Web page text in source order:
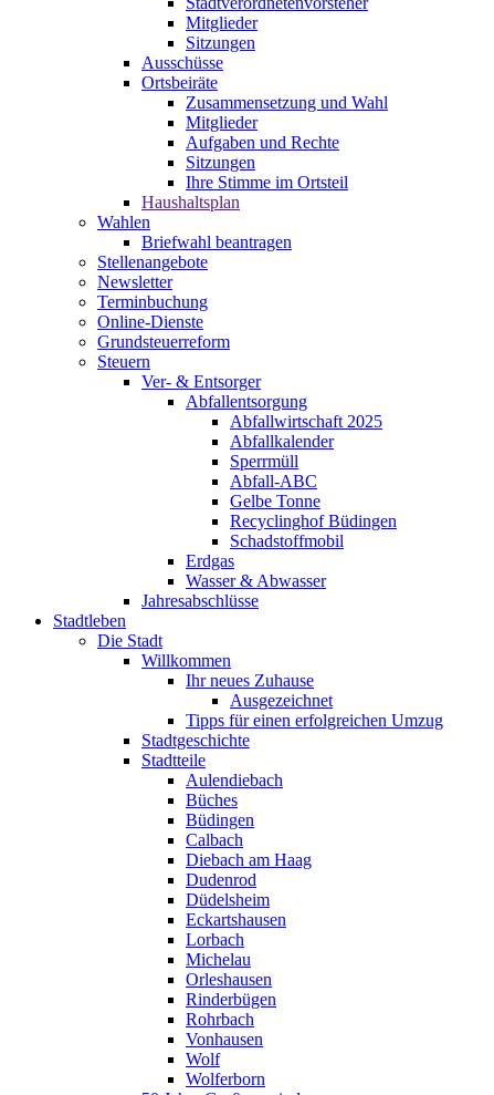
Mitglieder
Sitzungen
Ausschüsse
Ortsbeiräte
Zusammensetzung und Wahl
Mitglieder
Aufgaben und Rechte
Sitzungen
Ihre Stimme im Ortsteil
Haushaltsplan
Wahlen
Briefwahl beantragen
Stellenangebote
Newsletter
Terminbuchung
Online-Dienste
Grundsteuerreform
Steuern
Ver- & Entsorger
Abfallentsorgung
Abfallwirtschaft 2025
Abfallkalender
Sperrmüll
Abfall-ABC
Gelbe Tonne
Recyclinghof Büdingen
Schadstoffmobil
Erdgas
Wasser & Abwasser
Jahresabschlüsse
Stadtleben
Die Stadt
Willkommen
Ihr neues Zuhause
Ausgezeichnet
Tipps für einen erfolgreichen Umzug
Stadtgeschichte
Stadtteile
Aulendiebach
Büches
Büdingen
Calbach
Diebach am Haag
Dudenrod
Düdelsheim
Eckartshausen
Lorbach
Michelau
Orleshausen
Rinderbügen
Rohrbach
Vonhausen
Wolf
Wolferborn